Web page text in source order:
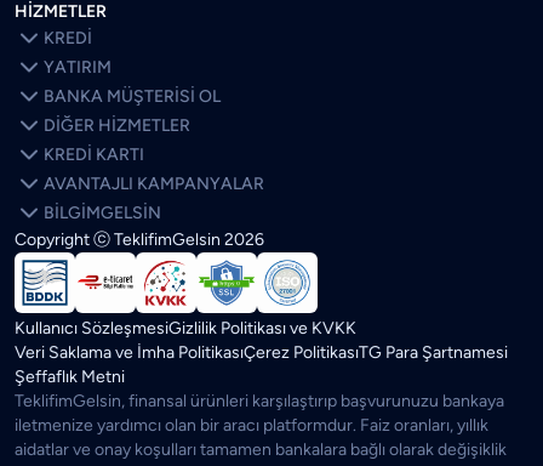
HİZMETLER
 KREDİ
 YATIRIM
 BANKA MÜŞTERİSİ OL
 DİĞER HİZMETLER
 KREDİ KARTI
 AVANTAJLI KAMPANYALAR
 BİLGİMGELSİN
SON BLOGLARÖNE ÇIKANLAR
Kredi Kartı Limitim Neden Düştü? Bankalar Limiti Neye Göre
Belirliyor?
Kredi Faizleri Düşerse Ev Fiyatları Ne Olur? Artar mı?
Parasal Sıkılaşma Ne Demek? Olursa Ne Olur? Ne Zaman
Biter?
Copyright ⓒ TeklifimGelsin 2026
Kullanıcı SözleşmesiGizlilik Politikası ve KVKK
Veri Saklama ve İmha PolitikasıÇerez PolitikasıTG Para Şartnamesi
Şeffaflık Metni
TeklifimGelsin, finansal ürünleri karşılaştırıp başvurunuzu bankaya
iletmenize yardımcı olan bir aracı platformdur. Faiz oranları, yıllık
aidatlar ve onay koşulları tamamen bankalara bağlı olarak değişiklik